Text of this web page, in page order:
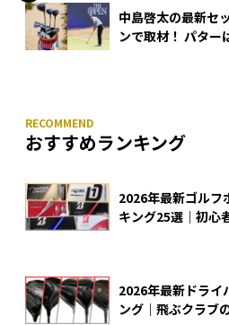
中島啓太の最新セ
ンで取材！ パター
おすすめランキング
2026年最新ゴルフ
キング25選｜初心
2026年最新ドライ
ング｜飛ぶクラブ